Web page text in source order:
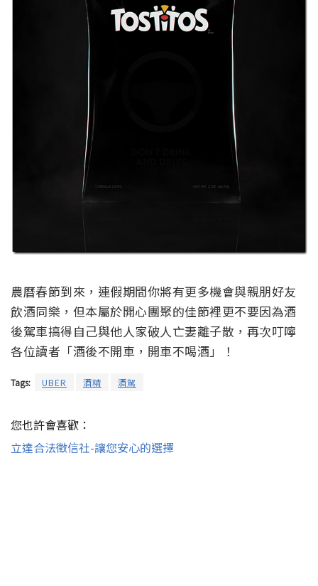
農曆春節到來，連假期間你將有更多機會與親朋好友
飲酒同樂，但本屬於開心團聚的佳節裡更不要因為酒
後駕車搞得自己與他人家破人亡妻離子散，再次叮嚀
各位讀者「酒後不開車，開車不喝酒」！
Tags: UBER 酒精 酒駕
您也許會喜歡：
立達合法徵信社-讓您安心的選擇